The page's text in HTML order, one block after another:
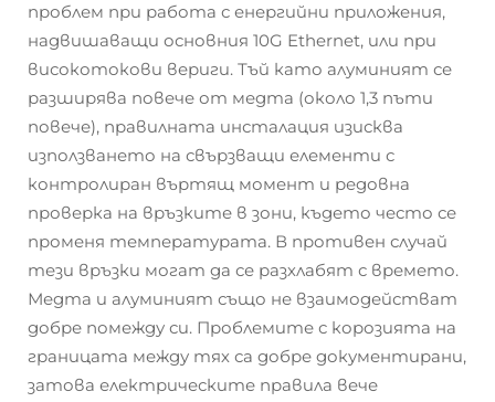
проблем при работа с енергийни приложения,
надвишаващи основния 10G Ethernet, или при
високотокови вериги. Тъй като алуминият се
разширява повече от медта (около 1,3 пъти
повече), правилната инсталация изисква
използването на свързващи елементи с
контролиран въртящ момент и редовна
проверка на връзките в зони, където често се
променя температурата. В противен случай
тези връзки могат да се разхлабят с времето.
Медта и алуминият също не взаимодействат
добре помежду си. Проблемите с корозията на
границата между тях са добре документирани,
затова електрическите правила вече